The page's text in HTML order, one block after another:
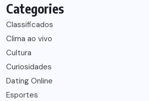
Categories
Classificados
Clima ao vivo
Cultura
Curiosidades
Dating Online
Esportes